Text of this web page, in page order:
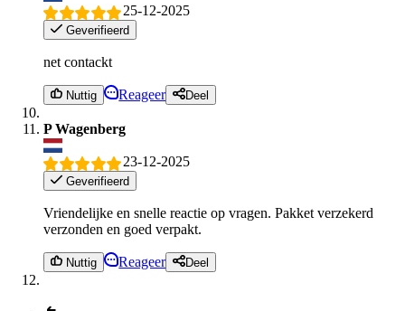
25-12-2025
Geverifieerd
net contackt
Nuttig Reageer Deel
P Wagenberg
23-12-2025
Geverifieerd
Vriendelijke en snelle reactie op vragen. Pakket verzekerd
verzonden en goed verpakt.
Nuttig Reageer Deel